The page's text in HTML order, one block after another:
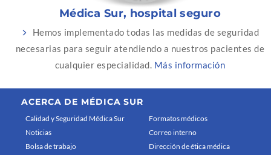
Médica Sur, hospital seguro
Hemos implementado todas las medidas de seguridad
necesarias para seguir atendiendo a nuestros pacientes de
cualquier especialidad. Más información
ACERCA DE MÉDICA SUR
Calidad y Seguridad Médica Sur
Noticias
Bolsa de trabajo
Formatos médicos
Correo interno
Dirección de ética médica